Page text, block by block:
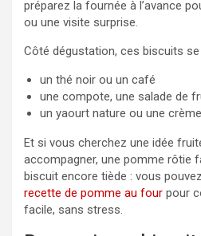
préparez la fournée à l’avance
ou une visite surprise.
Côté dégustation, ces biscuits
un thé noir ou un café
une compote, une salade de
un yaourt nature ou une
Et si vous cherchez une idée
accompagner, une pomme rôtie
biscuit encore tiède : vous
recette de pomme au four pour
facile, sans stress.